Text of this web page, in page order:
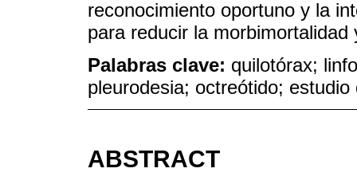
reconocimiento oportuno y la
para reducir la
Palabras clave: quilotórax;
pleurodesia; octreótido; estudio
ABSTRACT